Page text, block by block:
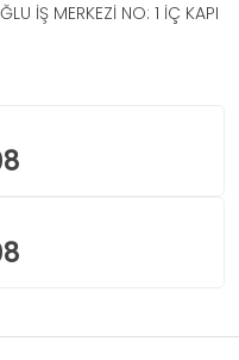
İŞ MERKEZİ NO: 1 İÇ KAPI